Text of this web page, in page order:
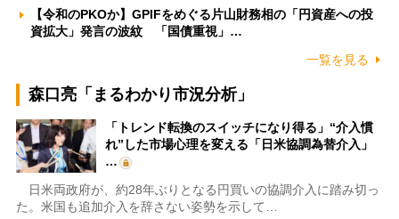
【令和のPKOか】GPIFをめぐる片山財務相の「円資産への投
資拡大」発言の波紋 「国債重視」…
一覧を見る
森口亮「まるわかり市況分析」
「トレンド転換のスイッチになり得る」“介入慣
れ”した市場心理を変える「日米協調為替介入」
…
日米両政府が、約28年ぶりとなる円買いの協調介入に踏み切っ
た。米国も追加介入を辞さない姿勢を示して…